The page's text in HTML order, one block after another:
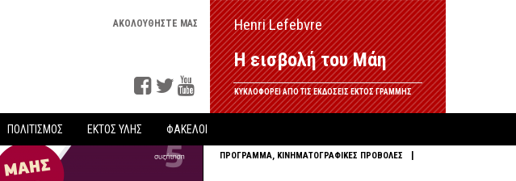
ΑΚΟΛΟΥΘΗΣΤΕ ΜΑΣ Henri Lefebvre
Η εισβολή του Μάη
ΚΥΚΛΟΦΟΡΕΙ ΑΠΟ ΤΙΣ ΕΚΔΟΣΕΙΣ ΕΚΤΟΣ ΓΡΑΜΜΗΣ
ΠΟΛΙΤΙΣΜΟΣ ΕΚΤΟΣ ΥΛΗΣ ΦΑΚΕΛΟΙ
ΠΡΟΓΡΑΜΜΑ, ΚΙΝΗΜΑΤΟΓΡΑΦΙΚΕΣ ΠΡΟΒΟΛΕΣ